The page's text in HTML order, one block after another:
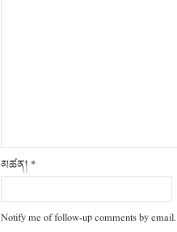
མཚན། *
Notify me of follow-up comments by email.